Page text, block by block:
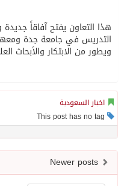
هذا التعاون يفتح آفاقاً
التدريس في جامعة جدة
ويطور من الابتكار والأبحاث
اخبار السعودية